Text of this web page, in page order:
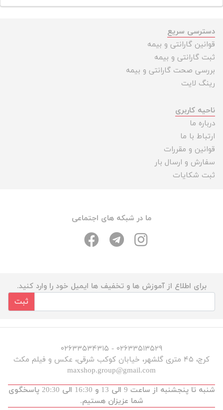
دسترسی سریع
قوانین گارانتی و بیمه
ثبت گارانتی و بیمه
بررسی صحت گارانتی و بیمه
رینگ لایت
ناحیه کاربری
درباره ما
ارتباط با ما
قوانین و مقررات
سفارش و ارسال بار
ثبت شکایات
ما در شبکه های اجتماعی
برای اطلاع از آموزش ها و تخفیف ها ایمیل خود را وارد کنید.
ثبت
۰۲۶۳۳۵۱۳۵۲۹ - ۰۲۶۳۳۵۳۴۳۱۵
کرج، ۴۵ متری گلشهر، خیابان کوکب شرقی، عکس و فیلم مکث
maxshop.group@gmail.com
شنبه تا پنجشنبه از ساعت 9 الی 13 و 16:30 الی 20:30 پاسخگوی
شما عزیزان هستیم.